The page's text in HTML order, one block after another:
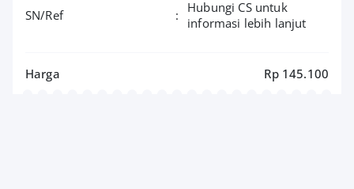
SN/Ref :
Hubungi CS untuk
informasi lebih lanjut
Harga Rp 145.100